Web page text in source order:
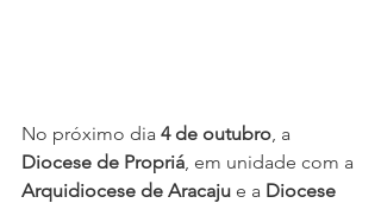
No próximo dia 4 de outubro, a
Diocese de Propriá, em unidade com a
Arquidiocese de Aracaju e a Diocese